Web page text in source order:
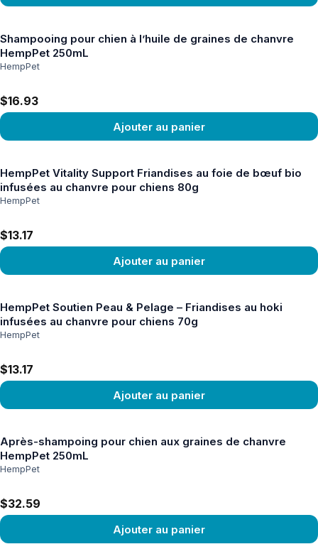
Shampooing pour chien à l’huile de graines de chanvre
HempPet 250mL
HempPet
$16.93
Ajouter au panier
HempPet Vitality Support Friandises au foie de bœuf bio
infusées au chanvre pour chiens 80g
HempPet
$13.17
Ajouter au panier
HempPet Soutien Peau & Pelage – Friandises au hoki
infusées au chanvre pour chiens 70g
HempPet
$13.17
Ajouter au panier
Après-shampoing pour chien aux graines de chanvre
HempPet 250mL
HempPet
$32.59
Ajouter au panier